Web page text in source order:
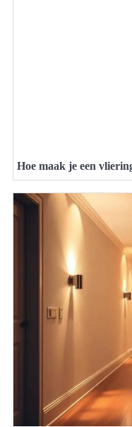
Hoe maak je een